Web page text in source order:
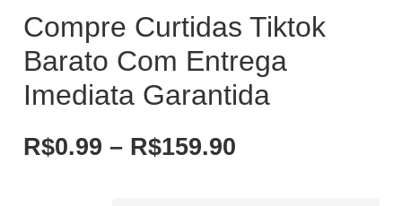
Compre Curtidas Tiktok
Barato Com Entrega
Imediata Garantida
R$0.99 – R$159.90Faixa